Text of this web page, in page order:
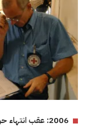
2006: عقب انتهاء حرب تموز/ يوليو 2006